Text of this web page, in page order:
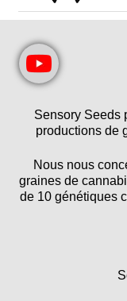
Sensory Seeds
productions de
Nous nous
graines de
de 10 génétiques